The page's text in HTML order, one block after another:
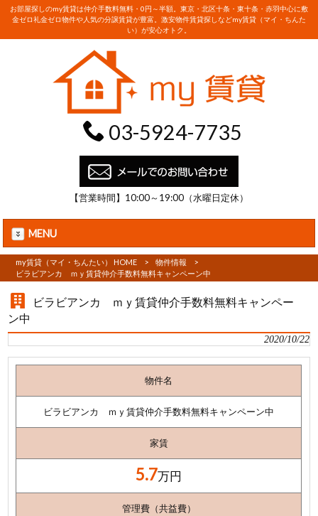
お部屋探しのmy賃貸は仲介手数料無料・0円～半額。東京・北区十条・東十条・赤羽中心に敷
金ゼロ礼金ゼロ物件や人気の分譲賃貸が豊富。激安物件賃貸探しなどmy賃貸（マイ・ちんた
い）が安心オトク。
03-5924-7735
【営業時間】10:00～19:00（水曜日定休）
MENU
my賃貸（マイ・ちんたい） HOME > 物件情報
>
ビラビアンカ ｍｙ賃貸仲介手数料無料キャンペーン中
ビラビアンカ ｍｙ賃貸仲介手数料無料キャンペー
ン中
2020/10/22
物件名
ビラビアンカ ｍｙ賃貸仲介手数料無料キャンペーン中
家賃
5.7万円
管理費（共益費）